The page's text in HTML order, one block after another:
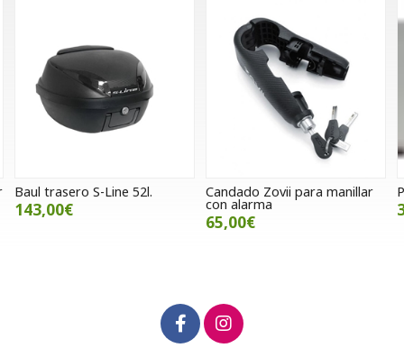
Candado Zovii para manillar
con alarma
65,00€
Paramanos IMS Army
30,00€